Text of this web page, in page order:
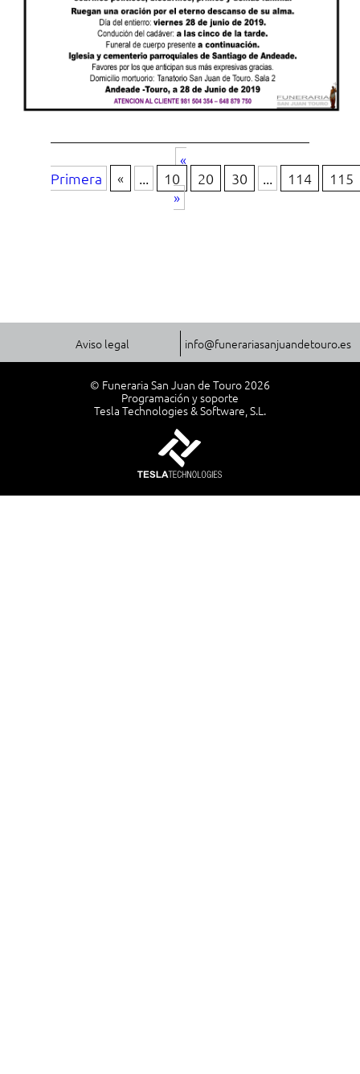
«
Primera
« ... 10 20 30 ... 114
115
»
Aviso legal info@funerariasanjuandetouro.es
© Funeraria San Juan de Touro 2026
Programación y soporte
Tesla Technologies & Software, S.L.